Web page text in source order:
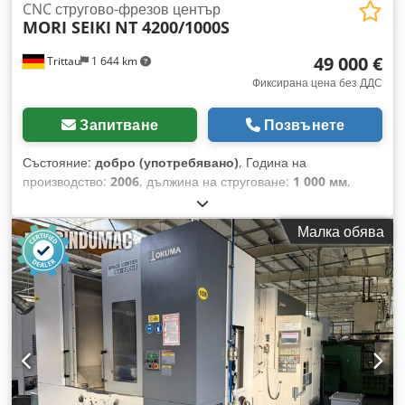
Trittau 1 644 km
CNC стругово-фрезов център
MORI SEIKI NT 4200/1000S
49 000 €
Фиксирана цена без ДДС
Запитване Позвънете
Състояние: добро (употребявано), Година на
производство: 2006, дължина на струговане: 1 000 мм,
максимална скорост на вретеното:
на въртене (мин.):12 000 об/мин, Предлагаме Ви:
Производител: MORI SEIKI Модел: NT 4200/1000S Година
на производство: 2006 Управление: MITSUBISHI M-720BM
(MAPPS 2) Технически данни: Дължина на струговане: 1.000
мм Макс. проход на пръта: 65 мм Главен шпиндел: Макс.
обороти: 5.000 об/мин Задвижваща мощност: 22/15 kW
Проход на шпиндела: Ø 73 мм Противошпиндел: Макс.
обороти: 5.000 об/мин Задвижваща мощност: 22/15 kW
Проход на шпиндела: Ø 73 мм Фрезова шпиндела: Обхват
на оборотите: 0 – 12.000 об/мин Интерфейс за
Малка обява